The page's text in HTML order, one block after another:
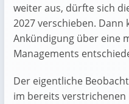
weiter aus, dürfte sich
2027 verschieben.
Ankündigung über eine
Managements
Der eigentliche
im bereits verstrichenen